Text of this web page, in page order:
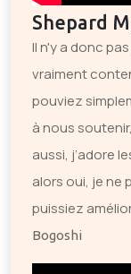
Shepard
Il n'y a donc
vraiment
pouviez
à nous
aussi, j’adore
alors oui, je ne
puissiez
Bogoshi